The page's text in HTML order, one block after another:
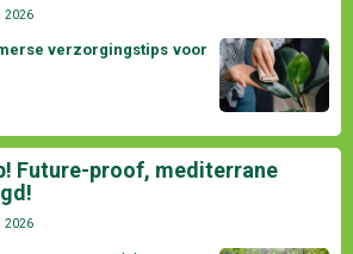
2026
verzorgingstips voor
Future-proof, mediterrane
2026